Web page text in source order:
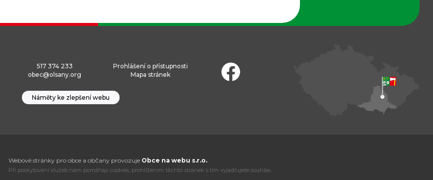
517 374 233
obec@olsany.org
Prohlášení o přístupnosti
Mapa stránek
Náměty ke zlepšení webu
Webové stránky pro obce a občany provozuje Obce na webu s.r.o.
Při poskytování služeb nám pomáhají cookies, prohlížením těchto stránek s tím vyjadřujete souhlas.